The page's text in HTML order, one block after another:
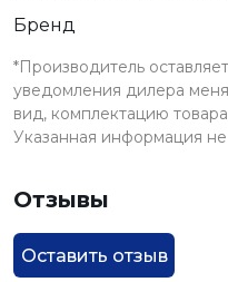
Бренд
*Производитель
уведомления дилера
вид, комплектацию
Указанная информация
Отзывы
Оставить отзыв